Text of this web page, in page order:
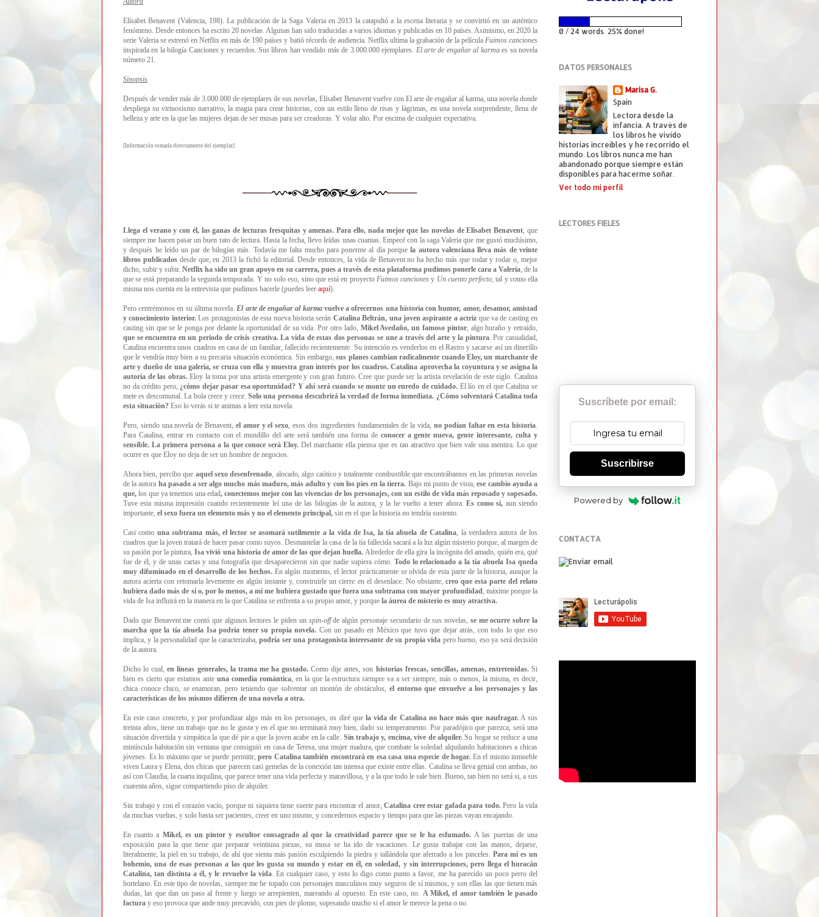
Elísabet Benavent (Valencia, 198). La publicación de la Saga Valeria en 2013 la catapultó a la escena literaria y se convirtió en un auténtico
fenómeno. Desde entonces ha escrito 20 novelas. Algunas han sido traducidas a varios idiomas y publicadas en 10 países. Asimismo, en 2020 la
serie Valeria se estrenó en Netflix en más de 190 países y batió récords de audiencia. Netflix ultima la grabación de la película Fuimos canciones
inspirada en la bilogía Canciones y recuerdos. Sus libros han vendido más de 3.000.000 ejemplares. El arte de engañar al karmaes su novela
número 21.
Sinopsis
Después de vender más de 3.000.000 de ejemplares de sus novelas, Elísabet Benavent vuelve con El arte de engañar al karma, una novela donde
despliega su virtuosismo narrativo, la magia para crear historias, con un estilo lleno de risas y lágrimas, en una novela sorprendente, llena de
belleza y arte en la que las mujeres dejan de ser musas para ser creadoras. Y volar alto. Por encima de cualquier expectativa.
[Información tomada directamente del ejemplar]
Llega el verano y con él, las ganas de lecturas fresquitas y amenas. Para ello, nada mejor que las novelas de Elísabet Benavent , que
siempre me hacen pasar un buen rato de lectura. Hasta la fecha, llevo leídas unas cuantas. Empecé con la saga Valeria que me gustó muchísimo,
y después he leído un par de bilogías más. Todavía me falta mucho para ponerme al día porquela autora valencianalleva más de veinte
libros publicadosdesde que, en 2013 la fichó la editorial.Desde entonces, la vida de Benavent no ha hecho más que rodar y rodar o, mejor
dicho, subir y subir. Netflix ha sido un gran apoyo en su carrera, pues a través de esta plataforma pudimos ponerle cara a Valeria , de la
que se está preparando la segunda temporada. Y no solo eso, sino que está en proyecto Fuimos canciones y Un cuento perfecto , tal y como ella
misma nos cuenta en la entrevista que pudimos hacerle (puedes leer aquí)
Pero centrémonos en su última novela. El arte de engañar al karmavuelve a ofrecernos una historia con humor, amor, desamor, amistad
y conocimiento interior.Los protagonistas de esta nueva historia serán Catalina Beltrán, una joven aspirante a actriz que va de casting en
casting sin que se le ponga por delante la oportunidad de su vida. Por otro lado, Mikel Avedaño, un famoso pintor, algo huraño y retraído,
que se encuentra en un periodo de crisis creativa. La vida de estas dos personas se une a través del arte y la pintura. Por casualidad,
Catalina encuentra unos cuadros en casa de un familiar, fallecido recientemente. Su intención es venderlos en el Rastro y sacarse así un dinerillo
que le vendría muy bien a su precaria situación económica. Sin embargo,sus planes cambian radicalmente cuando Eloy, un marchante de
arte y dueño de una galería, se cruza con ella y muestra gran interés por los cuadros. Catalina aprovecha la coyuntura y se asigna la
autoría de las obras.Eloy la toma por una artista emergente y con gran futuro. Cree que puede ser la artista revelación de este siglo. Catalina
no da crédito pero, ¿cómo dejar pasar esa oportunidad? Y ahí será cuando se monte un enredo de cuidado. El lío en el que Catalina se
mete es descomunal. La bola crece y crece.Solo una persona descubrirá la verdad de forma inmediata. ¿Cómo solventará Catalina toda
esta situación? Eso lo verás si te animas a leer esta novela.
Pero, siendo una novela de Benavent, el amor y el sexo , esos dos ingredientes fundamentales de la vida, no podían faltar en esta historia
Para Catalina, entrar en contacto con el mundillo del arte será también una forma de conocer a gente nueva, gente interesante, culta y
sensible. La primera persona a la que conoce será Eloy.Del marchante ella piensa que es tan atractivo que bien vale una mentira . Lo que
ocurre es que Eloy no deja de ser un hombre de negocios.
Ahora bien, percibo que aquel sexo desenfrenado , alocado, algo caótico y totalmente combustible que encontrábamos en las primeras novelas
de la autora ha pasado a ser algo mucho más maduro, más adulto y con los pies en la tierra. Bajo mi punto de vista, ese cambio ayuda a
que, los que ya tenemos una edad, conectemos mejor con las vivencias de los personajes, con un estilo de vida más reposado y sopesado.
Tuve esta misma impresión cuando recientemente leí una de las bilogías de la autora, y la he vuelto a tener ahora.Es como si, aun siendo
importante, el sexo fuera un elemento más y no el elemento principal, sin en el que la historia no tendría sustento.
Casi como una subtrama más, el lector se asomará sutilmente a la vida de Isa, la tía abuela de Catalina , la verdadera autora de los
cuadros que la joven tratará de hacer pasar como suyos. Desmantelar la casa de la tía fallecida sacará a la luz algún misterio porque, al margen de
su pasión por la pintura,Isa vivió una historia de amor de las que dejan huella. Alrededor de ella gira la incógnita del amado, quién era, qué
fue de él, y de unas cartas y una fotografía que desaparecieron sin que nadie supiera cómo. Todo lo relacionado a la tía abuela Isa queda
muy difuminado en el desarrollo de los hechos.En algún momento, el lector prácticamente se olvida de esta parte de la historia, aunque la
autora acierta con retomarla levemente en algún instante y, construirle un cierre en el desenlace. No obstante, creo que esta parte del relato
hubiera dado más de sí o, por lo menos, a mí me hubiera gustado que fuera una subtrama con mayor profundidad , máxime porque la
vida de Isa influirá en la manera en la que Catalina se enfrenta a su propio amor, y porque la áurea de misterio es muy atractiva.
Dado que Benavent me contó que algunos lectores le piden un spin-offde algún personaje secundario de sus novelas, se me ocurre sobre la
marcha que la tía abuela Isa podría tener su propia novela. Con un pasado en México que tuvo que dejar atrás, con todo lo que eso
implica, y la personalidad que la caracterizaba,podría ser una protagonista interesante de su propia vida pero bueno, eso ya será decisión
de la autora.
Dicho lo cual,en líneas generales, la trama me ha gustado.Como dije antes, son historias frescas, sencillas, amenas, entretenidas.Si
bien es cierto que estamos ante una comedia romántica, en la que la estructura siempre va a ser siempre, más o menos, la misma, es decir,
chica conoce chico, se enamoran, pero teniendo que solventar un montón de obstáculos,el entorno que envuelve a los personajes y las
características de los mismos difieren de una novela a otra.
En este caso concreto, y por profundizar algo más en los personajes, os diré quela vida de Catalina no hace más que naufragar.A sus
treinta años, tiene un trabajo que no le gusta y en el que no terminará muy bien, dado su temperamento. Por paradójico que parezca, será una
situación divertida y simpática la que dé pie a que la joven acabe en la calle. Sin trabajo y, encima, vive de alquiler.Su hogar se reduce a una
minúscula habitación sin ventana que consiguió en casa de Teresa, una mujer madura, que combate la soledad alquilando habitaciones a chicas
jóvenes. Es lo máximo que se puede permitir, pero Catalina también encontrará en esa casa una especie de hogar. En el mismo inmueble
viven Laura y Elena, dos chicas que parecen casi gemelas de la conexión tan intensa que existe entre ellas. Catalina se lleva genial con ambas, no
así con Claudia, la cuarta inquilina, que parece tener una vida perfecta y maravillosa, y a la que todo le sale bien. Bueno, tan bien no será si, a sus
cuarenta años, sigue compartiendo piso de alquiler.
Sin trabajo y con el corazón vacío, porque ni siquiera tiene suerte para encontrar el amor, Catalina cree estar gafada para todo.Pero la vida
da muchas vueltas, y solo basta ser pacientes, creer en uno mismo, y concedernos espacio y tiempo para que las piezas vayan encajando.
En cuanto a Mikel, es un pintor y escultor consagrado al que la creatividad parece que se le ha esfumado. A las puertas de una
exposición para la que tiene que preparar veintiuna piezas, su musa se ha ido de vacaciones.
Le gusta trabajar con las manos, dejarse,
literalmente, la piel en su trabajo, de ahí que sienta más pasión esculpiendo la piedra y tallándola que aferrado a los pinceles. Para mí es un
bohemio, una de esas personas a las que les gusta su mundo y estar en él, en soledad, y sin interrupciones, pero llega el huracán
Catalina, tan distinta a él, y le revuelve la vida. En cualquier caso, y esto lo digo como punto a favor, me ha parecido un poco perro del
hortelano. En este tipo de novelas, siempre me he topado con personajes masculinos muy seguros de sí mismos, y son ellas las que tienen más
dudas, las que dan un paso al frente y luego se arrepienten, mareando al opuesto. En este caso, no. A Mikel, el amor también le pasado
factura y eso provoca que ande muy precavido, con pies de plomo, sopesando mucho si el amor le merece la pena o no.
0 / 24 words. 25% done!
DATOS PERSONALES
Marisa G.
Spain
Lectora desde la
infancia. A través de
los libros he vivido
historias increíbles y he recorrido el
mundo. Los libros nunca me han
abandonado porque siempre están
disponibles para hacerme soñar.
Ver todo mi perfil
LECTORES FIELES
Suscríbete por email:
Suscribirse
Powered by
CONTACTA